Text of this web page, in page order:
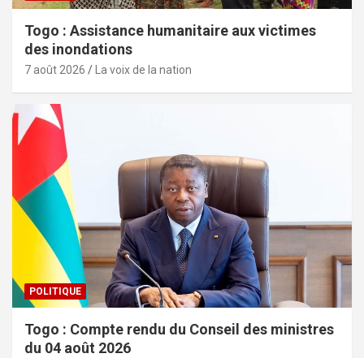
Togo : Assistance humanitaire aux victimes
des inondations
7 août 2026 La voix de la nation
POLITIQUE
Togo : Compte rendu du Conseil des ministres
du 04 août 2026